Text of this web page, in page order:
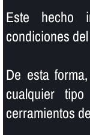
Este hecho
condiciones
De esta
cualquier
cerramientos